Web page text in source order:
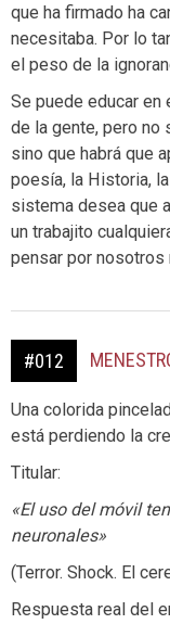
que ha firmado ha
necesitaba. Por lo
el peso de la
Se puede educar
de la gente, pero no
sino que habrá que
poesía, la Historia,
sistema desea que
un trabajito
pensar por
#012
Una colorida
está perdiendo la
Titular:
«El uso del móvil
neuronales»
(Terror. Shock. El
Respuesta real del